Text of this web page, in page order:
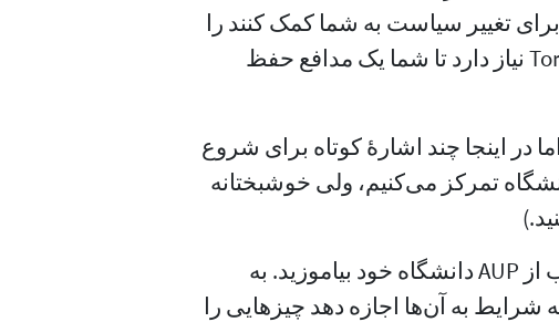
تغییر سیاست به شما کمک کنند را
پیدا کنید. به‌طور خلاصه، اجرا یک گرهٔ خروج Tor نیاز دارد تا شما یک مدافع حفظ
در اینجا چند اشارهٔ کوتاه برای شروع
تمرکز می‌کنیم، ولی خوشبختانه
نخست، دربارهٔ سیاست استفاده مناسب از AUP دانشگاه خود بیاموزید. به
شرایط به آن‌ها اجازه دهد چیزهایی را